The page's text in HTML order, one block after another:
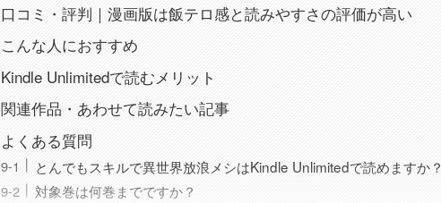
口コミ・評判｜漫画版は飯テロ感と読みやすさの評価が高い
こんな人におすすめ
Kindle Unlimitedで読むメリット
関連作品・あわせて読みたい記事
よくある質問
とんでもスキルで異世界放浪メシはKindle Unlimitedで読めますか？
対象巻は何巻までですか？